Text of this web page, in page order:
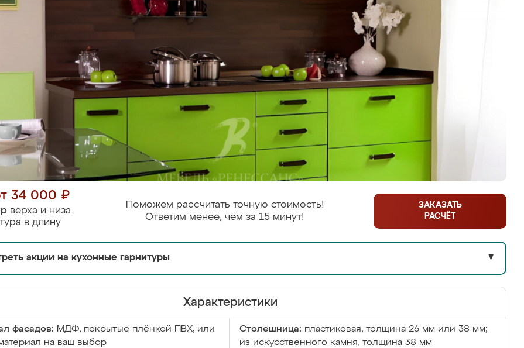
34 000 ₽
верха и низа
в длину
Поможем рассчитать точную стоимость!
Ответим менее, чем за 15 минут!
ЗАКАЗАТЬ
РАСЧЁТ
акции на кухонные гарнитуры ▼
Характеристики
фасадов: МДФ, покрытые плёнкой ПВХ, или
на ваш выбор
Столешница: пластиковая, толщина 26 мм или 38 мм;
из искусственного камня, толщина 38 мм